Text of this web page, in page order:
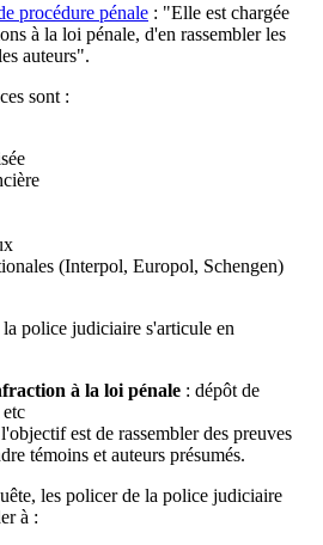
procédure pénale : "Elle est chargée
à la loi pénale, d'en rassembler les
auteurs".
sont :
(Interpol, Europol, Schengen)
police judiciaire s'articule en
à la loi pénale : dépôt de
est de rassembler des preuves
témoins et auteurs présumés.
les policer de la police judiciaire
à :